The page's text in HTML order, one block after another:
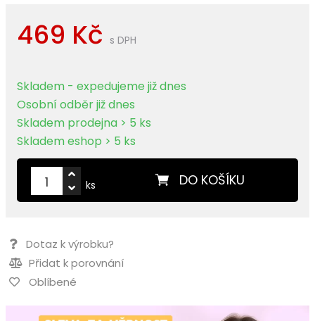
469 Kč s DPH
Skladem - expedujeme již dnes
Osobní odběr již dnes
Skladem prodejna > 5 ks
Skladem eshop > 5 ks
DO KOŠÍKU
ks
Dotaz k výrobku?
Přidat k porovnání
Oblíbené